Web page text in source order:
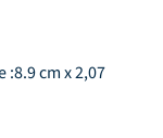
cm x 2,07